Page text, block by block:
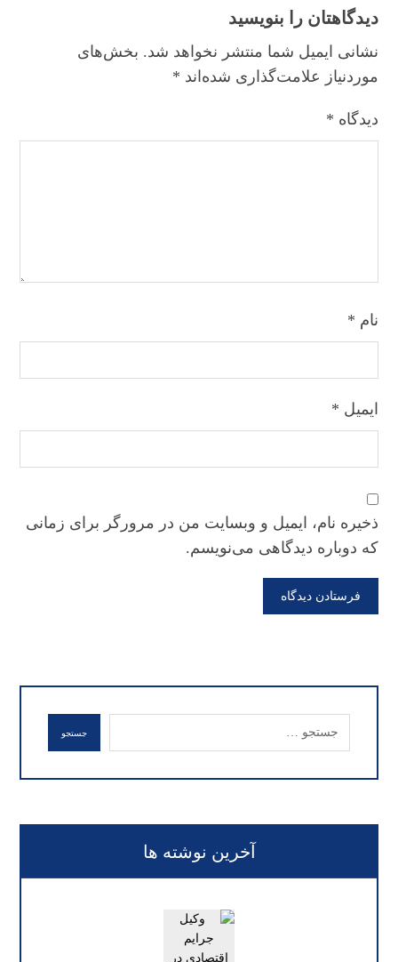
دیدگاهتان را بنویسید
نشانی ایمیل شما منتشر نخواهد شد. بخش‌های
موردنیاز علامت‌گذاری شده‌اند *
دیدگاه *
نام *
ایمیل *
ذخیره نام، ایمیل و وبسایت من در مرورگر برای زمانی
که دوباره دیدگاهی می‌نویسم.
فرستادن دیدگاه
جستجو
آخرین نوشته ها